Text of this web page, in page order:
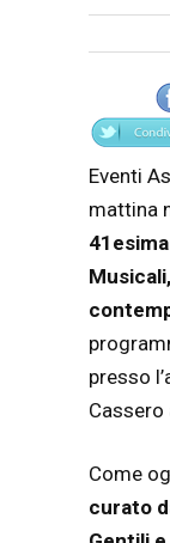
Articolo
Testo
Eventi
mattina
presso
Cassero
Come
curato